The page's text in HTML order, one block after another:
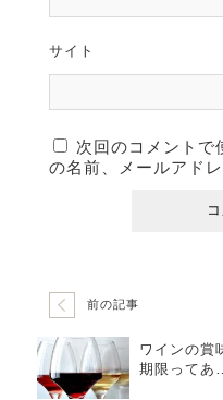
サイト
次回のコメントで
の名前、メールアド
前の記事
ワインの賞
期限ってある